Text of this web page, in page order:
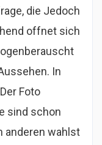
die Jedoch
offnet sich
In
Foto
sind schon
anderen wahlst